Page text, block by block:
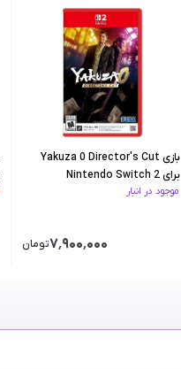
بازی Yakuza 0 Director's Cut
برای Nintendo Switch 2
موجود در انبار
۷٬۹۰۰٬۰۰۰تومان